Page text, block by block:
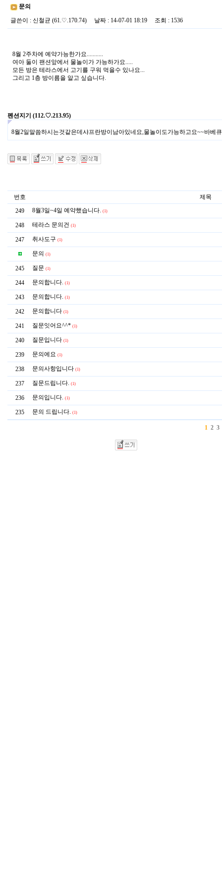
문의
글쓴이
: 신철균 (61.♡.170.74) 날짜 : 14-07-01 18:19 조회 : 1536
8월 2주차에 예약가능한가요...........
여아 둘이 팬션앞에서 물놀이가 가능하가요.....
모든 방은 테라스에서 고기를 구워 먹을수 있나요...
그리고 1층 방이름을 알고 싶습니다.
펜션지기 (112.♡.213.95)
8월2일말씀하시는것같은데샤프란방이남아있네요,물놀이도가능하고요~~바베
번호
제목
249
8월3일~4일 예약했습니다. (1)
248 테라스 문의건 (1)
247 취사도구 (1)
문의 (1)
245 질문 (1)
244 문의합니다. (1)
243 문의합니다. (1)
242 문의합니다 (1)
241 질문잇어요^^* (1)
240 질문입니다 (1)
239 문의에요 (1)
238 문의사항입니다 (1)
237 질문드립니다. (1)
236 문의입니다. (1)
235 문의 드립니다. (1)
1 2 3